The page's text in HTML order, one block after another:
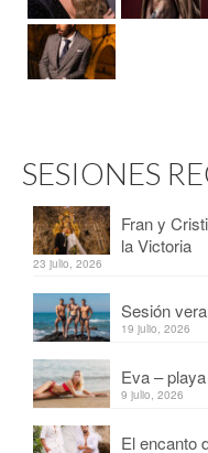
SESIONES
Fran y
la Victoria
23 julio, 2026
Sesión
19 julio, 2026
Eva –
9 julio, 2026
El encanto